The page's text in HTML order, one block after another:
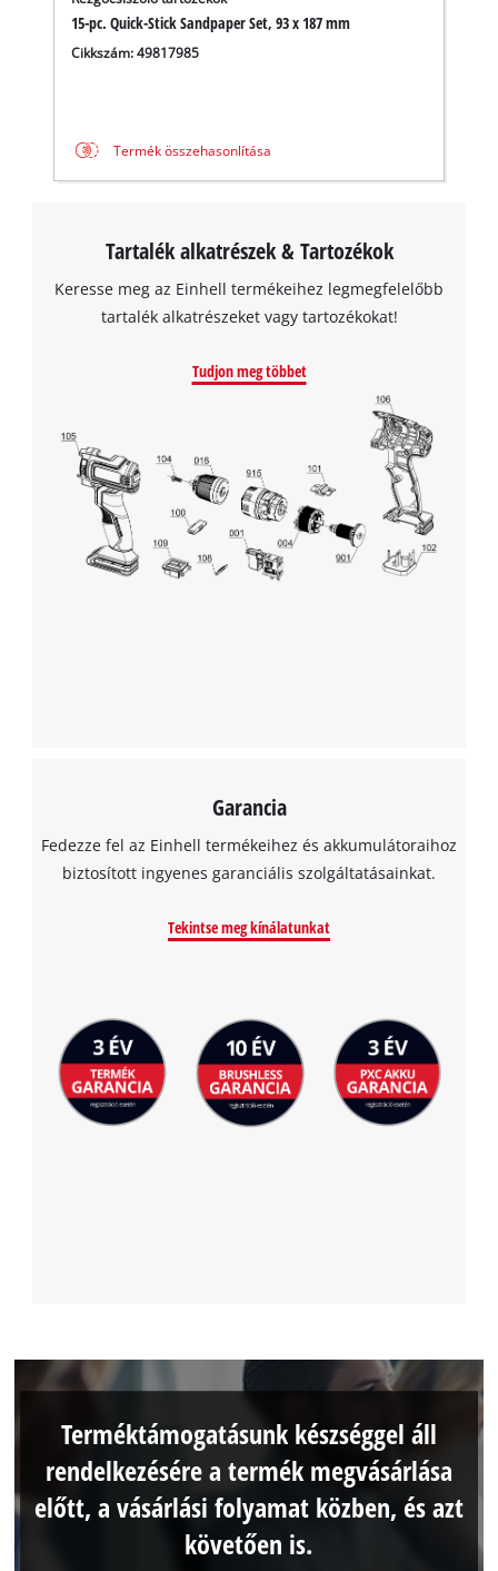
A Google Maps szolgáltatás betöltéséhez
szükségünk van az Ön jóváhagyására!
the site with their CMP to add this content
15-pc. Quick-Stick Sandpaper Set, 93 x 187 mm
Cikkszám: 49817985
Termék összehasonlítása
Tartalék alkatrészek & Tartozékok
Keresse meg az Einhell termékeihez legmegfelelőbb
tartalék alkatrészeket vagy tartozékokat!
Tudjon meg többet
Garancia
Fedezze fel az Einhell termékeihez és akkumulátoraihoz
biztosított ingyenes garanciális szolgáltatásainkat.
Tekintse meg kínálatunkat
Terméktámogatásunk készséggel áll
rendelkezésére a termék megvásárlása
előtt, a vásárlási folyamat közben, és azt
követően is.